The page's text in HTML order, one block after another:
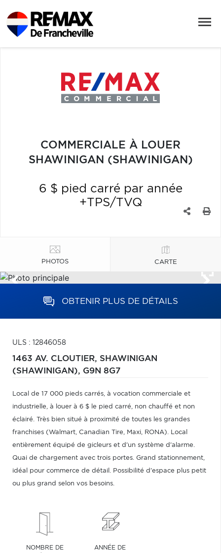
COMMERCIALE À LOUER
SHAWINIGAN (SHAWINIGAN)
6 $ pied carré par année
+TPS/TVQ
PHOTOS CARTE
OBTENIR PLUS DE DÉTAILS
ULS : 12846058
1463 AV. CLOUTIER, SHAWINIGAN
(SHAWINIGAN), G9N 8G7
Local de 17 000 pieds carrés, à vocation commerciale et
industrielle, à louer à 6 $ le pied carré, non chauffé et non
éclairé. Très bien situé à proximité de toutes les grandes
franchises (Walmart, Canadian Tire, Maxi, RONA). Local
entièrement équipé de gicleurs et d'un système d'alarme.
Quai de chargement avec trois portes. Grand stationnement,
idéal pour commerce de détail. Possibilité d'espace plus petit
ou plus grand selon vos besoins.
NOMBRE DE
ANNÉE DE